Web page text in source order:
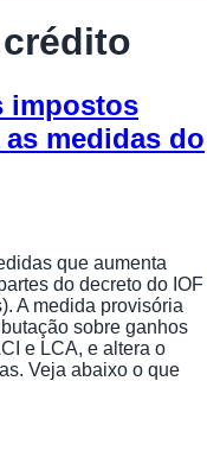
impostos
medidas do
que aumenta
do decreto do IOF
A medida provisória
sobre ganhos
e LCA, e altera o
Veja abaixo o que